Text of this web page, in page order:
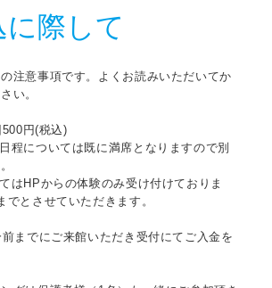
に際して
注意事項です。よくお読みいただいてか
い。
円(税込)
程については既に満席となりますので別
はHPからの体験のみ受け付けておりま
でとさせていただきます。
までにご来館いただき受付にてご入金を